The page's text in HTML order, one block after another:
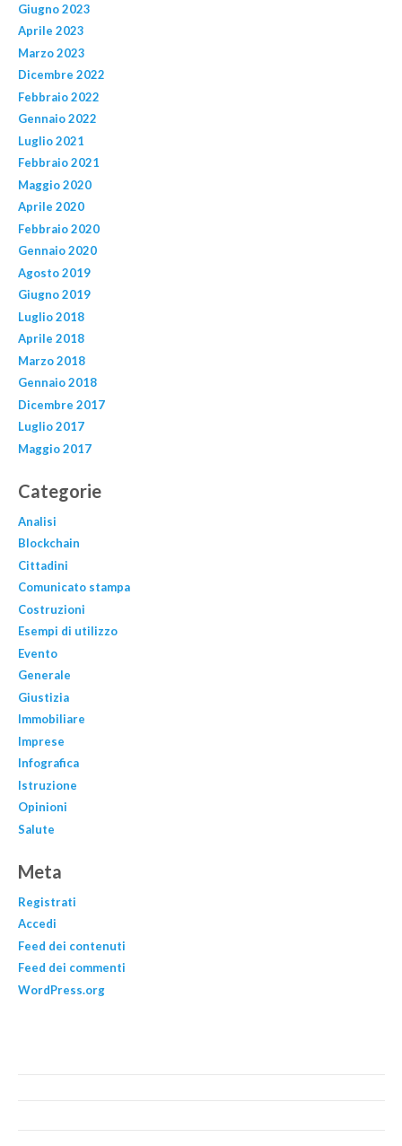
Giugno 2023
Aprile 2023
Marzo 2023
Dicembre 2022
Febbraio 2022
Gennaio 2022
Luglio 2021
Febbraio 2021
Maggio 2020
Aprile 2020
Febbraio 2020
Gennaio 2020
Agosto 2019
Giugno 2019
Luglio 2018
Aprile 2018
Marzo 2018
Gennaio 2018
Dicembre 2017
Luglio 2017
Maggio 2017
Categorie
Analisi
Blockchain
Cittadini
Comunicato stampa
Costruzioni
Esempi di utilizzo
Evento
Generale
Giustizia
Immobiliare
Imprese
Infografica
Istruzione
Opinioni
Salute
Meta
Registrati
Accedi
Feed dei contenuti
Feed dei commenti
WordPress.org